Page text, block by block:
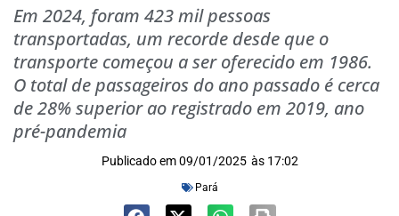
Em 2024, foram 423 mil pessoas
transportadas, um recorde desde que o
transporte começou a ser oferecido em 1986.
O total de passageiros do ano passado é cerca
de 28% superior ao registrado em 2019, ano
pré-pandemia
Publicado em 09/01/2025 às 17:02
Pará